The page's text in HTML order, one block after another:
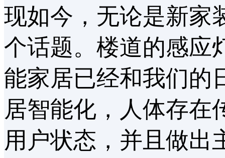
现如今，无论是新家
个话题。楼道的感应
能家居已经和我们的
居智能化，人体存在
用户状态，并且做出